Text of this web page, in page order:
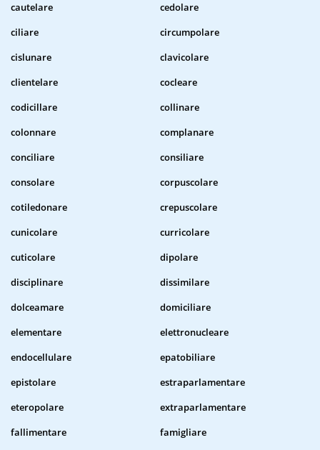
cautelare
cedolare
ciliare
circumpolare
cislunare
clavicolare
clientelare
cocleare
codicillare
collinare
colonnare
complanare
conciliare
consiliare
consolare
corpuscolare
cotiledonare
crepuscolare
cunicolare
curricolare
cuticolare
dipolare
disciplinare
dissimilare
dolceamare
domiciliare
elementare
elettronucleare
endocellulare
epatobiliare
epistolare
estraparlamentare
eteropolare
extraparlamentare
fallimentare
famigliare